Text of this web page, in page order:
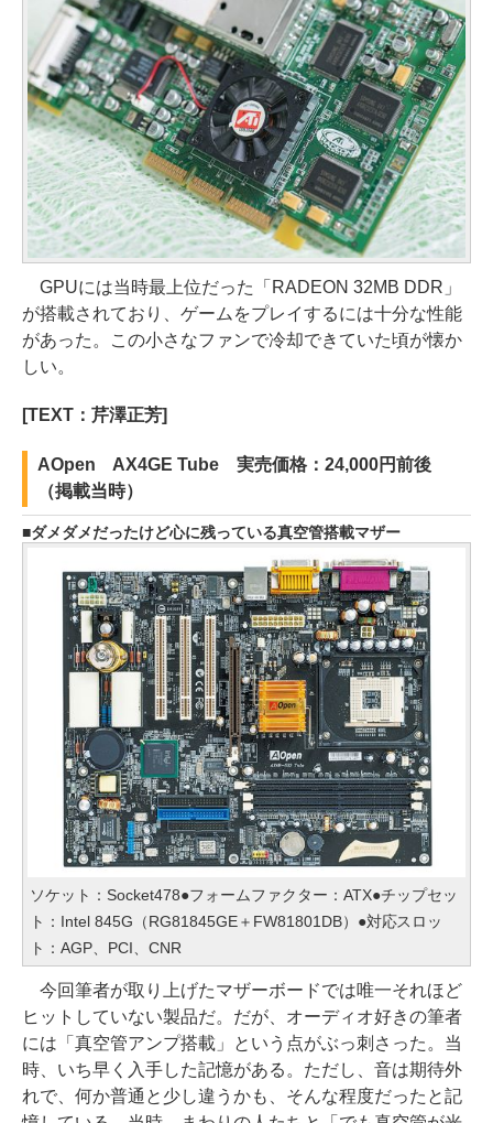
GPUには当時最上位だった「RADEON 32MB DDR」
が搭載されており、ゲームをプレイするには十分な性能
があった。この小さなファンで冷却できていた頃が懐か
しい。
[TEXT：芹澤正芳]
AOpen AX4GE Tube 実売価格：24,000円前後
（掲載当時）
ダメダメだったけど心に残っている真空管搭載マザー
ソケット：Socket478●フォームファクター：ATX●チップセッ
ト：Intel 845G（RG81845GE＋FW81801DB）●対応スロッ
ト：AGP、PCI、CNR
今回筆者が取り上げたマザーボードでは唯一それほど
ヒットしていない製品だ。だが、オーディオ好きの筆者
には「真空管アンプ搭載」という点がぶっ刺さった。当
時、いち早く入手した記憶がある。ただし、音は期待外
れで、何か普通と少し違うかも、そんな程度だったと記